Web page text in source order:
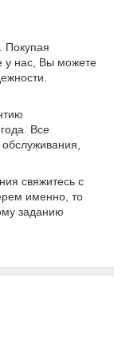
Покупая
у нас, Вы можете
Все
свяжитесь с
именно, то
заданию